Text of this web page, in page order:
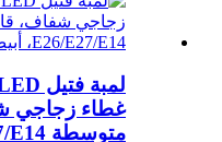
غطاء زجاجي
متوسطة E26/E27/E14، أبيض دافئ